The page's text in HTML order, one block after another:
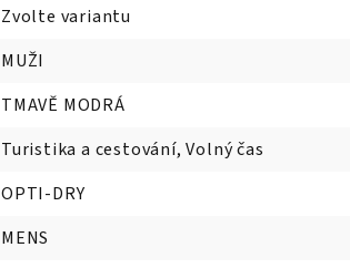
Zvolte variantu
MUŽI
TMAVĚ MODRÁ
Turistika a cestování, Volný čas
OPTI-DRY
MENS